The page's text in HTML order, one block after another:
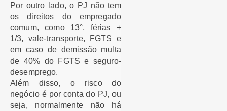
Por outro lado, o PJ não tem
os direitos do empregado
comum, como 13°, férias +
1/3, vale-transporte, FGTS e
em caso de demissão multa
de 40% do FGTS e seguro-
desemprego.
Além disso, o risco do
negócio é por conta do PJ, ou
seja, normalmente não há